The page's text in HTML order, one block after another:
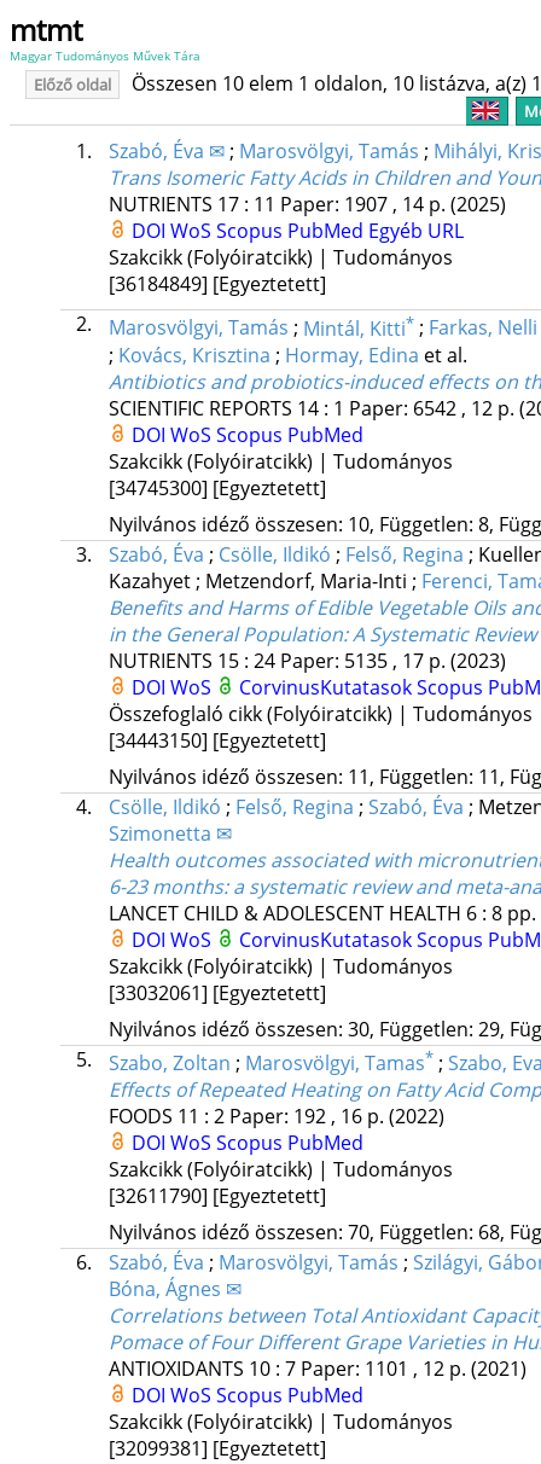
mtmt
Magyar Tudományos Művek Tára
Előző oldal Összesen 10 elem 1 oldalon, 10 listázva, a(z)
1. Szabó, Éva ✉; Marosvölgyi, Tamás ; Mihályi,
Trans Isomeric Fatty Acids in Children and
NUTRIENTS 17: 11 Paper: 1907 , 14 p. (2025)
DOI WoS Scopus PubMed Egyéb URL
Szakcikk (Folyóiratcikk) | Tudományos
[36184849] [Egyeztetett]
2.
Marosvölgyi, Tamás ; Mintál, Kitti* ; Farkas, Nelli
; Kovács, Krisztina ; Hormay, Edina et al.
Antibiotics and probiotics-induced effects on
SCIENTIFIC REPORTS 14: 1 Paper: 6542 , 12 p.
DOI WoS Scopus PubMed
Szakcikk (Folyóiratcikk) | Tudományos
[34745300] [Egyeztetett]
Nyilvános idéző összesen: 10, Független: 8,
3.
Szabó, Éva ; Csölle, Ildikó ; Felső, Regina ;
Kazahyet ; Metzendorf, Maria-Inti ; Ferenci,
Benefits and Harms of Edible Vegetable Oils
in the General Population: A Systematic
NUTRIENTS 15: 24 Paper: 5135 , 17 p. (2023)
DOI WoS CorvinusKutatasokScopus
Összefoglaló cikk (Folyóiratcikk) | Tudományos
[34443150] [Egyeztetett]
Nyilvános idéző összesen: 11, Független: 11,
4.
Csölle, Ildikó ; Felső, Regina ; Szabó, Éva ;
Szimonetta ✉
Health outcomes associated with
6-23 months: a systematic review and meta-
LANCET CHILD & ADOLESCENT HEALTH 6: 8 pp.
DOI WoS CorvinusKutatasokScopus
Szakcikk (Folyóiratcikk) | Tudományos
[33032061] [Egyeztetett]
Nyilvános idéző összesen: 30, Független: 29,
5.
Szabo, Zoltan ; Marosvölgyi, Tamas* ; Szabo,
Effects of Repeated Heating on Fatty Acid
FOODS 11 : 2 Paper: 192 , 16 p. (2022)
DOI WoS Scopus PubMed
Szakcikk (Folyóiratcikk) | Tudományos
[32611790] [Egyeztetett]
Nyilvános idéző összesen: 70, Független: 68,
6.
Szabó, Éva ; Marosvölgyi, Tamás ; Szilágyi,
Bóna, Ágnes ✉
Correlations between Total Antioxidant
Pomace of Four Different Grape Varieties in
ANTIOXIDANTS 10: 7 Paper: 1101 , 12 p. (2021)
DOI WoS Scopus PubMed
Szakcikk (Folyóiratcikk) | Tudományos
[32099381] [Egyeztetett]